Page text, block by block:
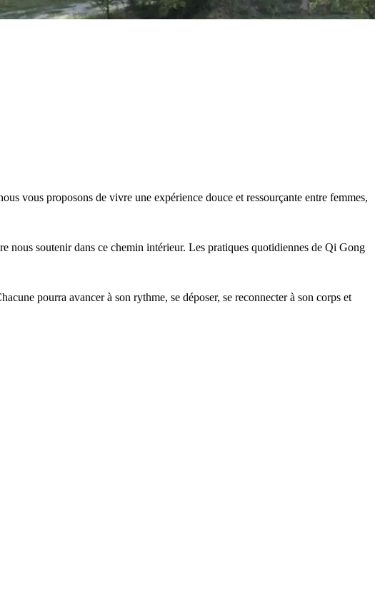
vous proposons de vivre une expérience douce et ressourçante entre femmes,
nous soutenir dans ce chemin intérieur. Les pratiques quotidiennes de Qi Gong
pourra avancer à son rythme, se déposer, se reconnecter à son corps et